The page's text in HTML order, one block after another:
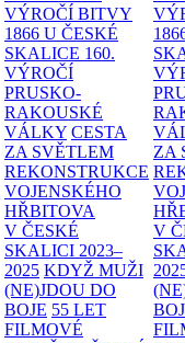
VÝROČÍ BITVY
1866 U ČESKÉ
SKALICE 160.
VÝROČÍ
PRUSKO-
RAKOUSKÉ
VÁLKY CESTA
ZA SVĚTLEM
REKONSTRUKCE
VOJENSKÉHO
HŘBITOVA
V ČESKÉ
SKALICI 2023–
2025 KDYŽ MUŽI
(NE)JDOU DO
BOJE 55 LET
FILMOVÉ
ZA
V